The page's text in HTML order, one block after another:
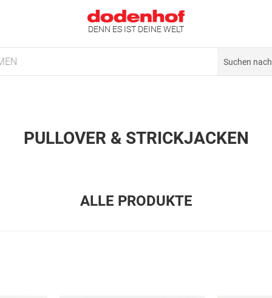
DENN ES IST DEINE WELT
PULLOVER & STRICKJACKEN
ALLE PRODUKTE